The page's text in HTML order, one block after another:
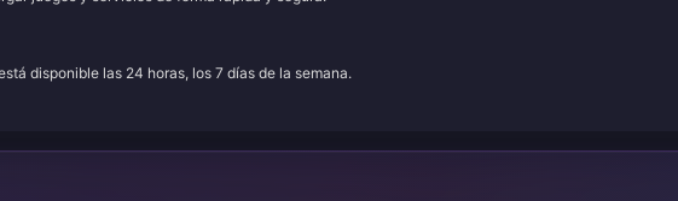
disponible las 24 horas, los 7 días de la semana.